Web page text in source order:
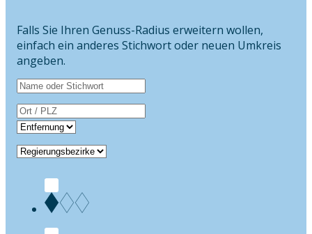
Falls Sie Ihren Genuss-Radius erweitern wollen,
einfach ein anderes Stichwort oder neuen Umkreis
angeben.